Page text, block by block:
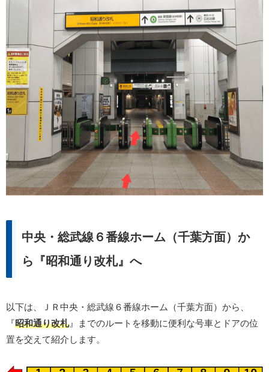
中央・総武線６番線ホーム（千葉方面）か
ら『昭和通り改札』へ
以下は、ＪＲ中央・総武線６番線ホーム（千葉方面）から、
『昭和通り改札』までのルートを移動に便利な号車とドアの位
置を交えて紹介します。